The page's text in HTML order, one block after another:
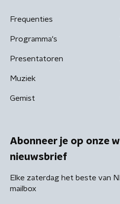
Frequenties
Programma's
Presentatoren
Muziek
Gemist
Abonneer je op onze
nieuwsbrief
Elke zaterdag het beste van
mailbox